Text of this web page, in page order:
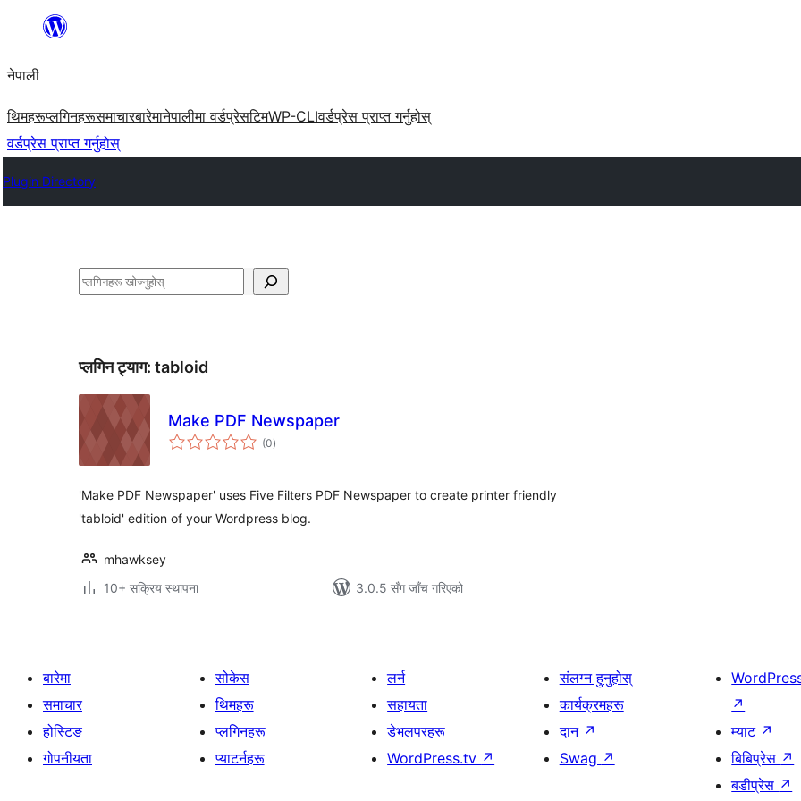
सामग्रीमा
नेपाली
थिमहरूप्लगिनहरूसमाचारबारेमानेपालीमा वर्डप्रेसटिमWP-CLIवर्डप्रेस प्राप्त गर्नुहोस्
वर्डप्रेस प्राप्त गर्नुहोस्
Plugin Directory
खोज्नुहोस्
प्लगिन ट्याग: tabloid
Make PDF Newspaper
(0कुल
रेटिङ्गहरू
)
'Make PDF Newspaper' uses Five Filters PDF Newspaper to create printer friendly
'tabloid' edition of your Wordpress blog.
mhawksey
10+ सक्रिय स्थापना
3.0.5 सँग जाँच गरिएको
बारेमा
समाचार
होस्टिङ
गोपनीयता
सोकेस
थिमहरू
प्लगिनहरू
प्याटर्नहरू
लर्न
सहायता
डेभलपरहरू
WordPress.tv ↗
संलग्न हुनुहोस्
कार्यक्रमहरू
दान ↗
Swag ↗
↗
म्याट ↗
बिबिप्रेस ↗
बडीप्रेस ↗